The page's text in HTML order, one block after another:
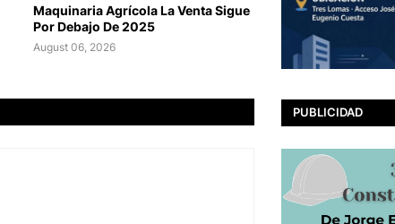
Maquinaria Agrícola La Venta Sigue
Por Debajo De 2025
August 06, 2026
PUBLICIDAD